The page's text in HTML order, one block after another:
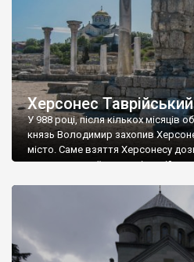
Херсонес
У 988 році, після кількох місяців
князь Володимир захопив
місто. Саме взяття Херсонесу
диктувати свої умови
Херсонесі Володимир-язичник,
А потім було Хрещення Русі. На